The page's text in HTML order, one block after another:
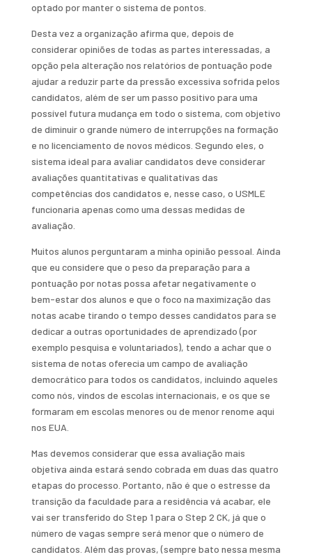
optado por manter o sistema de pontos.
Desta vez a organização afirma que, depois de
considerar opiniões de todas as partes interessadas, a
opção pela alteração nos relatórios de pontuação pode
ajudar a reduzir parte da pressão excessiva sofrida pelos
candidatos, além de ser um passo positivo para uma
possível futura mudança em todo o sistema, com objetivo
de diminuir o grande número de interrupções na formação
e no licenciamento de novos médicos. Segundo eles, o
sistema ideal para avaliar candidatos deve considerar
avaliações quantitativas e qualitativas das
competências dos candidatos e, nesse caso, o USMLE
funcionaria apenas como uma dessas medidas de
avaliação.
Muitos alunos perguntaram a minha opinião pessoal. Ainda
que eu considere que o peso da preparação para a
pontuação por notas possa afetar negativamente o
bem-estar dos alunos e que o foco na maximização das
notas acabe tirando o tempo desses candidatos para se
dedicar a outras oportunidades de aprendizado (por
exemplo pesquisa e voluntariados), tendo a achar que o
sistema de notas oferecia um campo de avaliação
democrático para todos os candidatos, incluindo aqueles
como nós, vindos de escolas internacionais, e os que se
formaram em escolas menores ou de menor renome aqui
nos EUA.
Mas devemos considerar que essa avaliação mais
objetiva ainda estará sendo cobrada em duas das quatro
etapas do processo. Portanto, não é que o estresse da
transição da faculdade para a residência vá acabar, ele
vai ser transferido do Step 1 para o Step 2 CK, já que o
número de vagas sempre será menor que o número de
candidatos. Além das provas, (sempre bato nessa mesma